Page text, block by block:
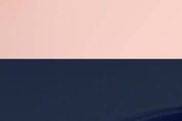
Logo jest najważniejszym elementem
W Studio VIATAS logo tworzą profesjonalni
pierwszy rzut oka. Aby zamówić projekt logo